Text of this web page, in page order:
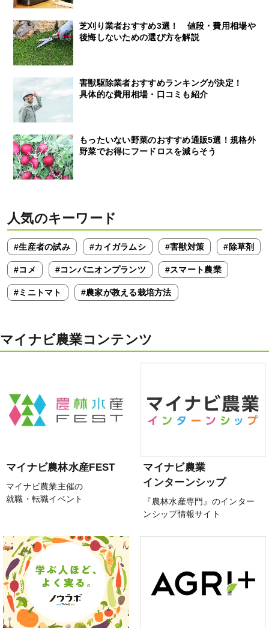
芝刈り業者おすすめ3選！ 値段・費用相場や
後悔しないための選び方を解説
害獣駆除業者おすすめランキングが決定！
具体的な費用相場・口コミも紹介
もったいない野菜のおすすめ通販5選！規格外
野菜でお得にフードロスを減らそう
人気のキーワード
#生産者の試み #カイガラムシ #害獣対策 #除草剤
#コメ #コンパニオンプランツ #スマート農業
#ミニトマト #農家が教える栽培方法
マイナビ農業コンテンツ
マイナビ農林水産FEST
マイナビ農業主催の
就職・転職イベント
マイナビ農業
インターンシップ
『農林水産専門』のインター
ンシップ情報サイト